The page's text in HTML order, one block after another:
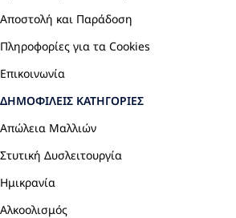
Αποστολή και Παράδοση
Πληροφορίες για τα Cookies
Επικοινωνία
ΔΗΜΟΦΙΛΕΊΣ ΚΑΤΗΓΟΡΊΕΣ
Απώλεια Μαλλιών
Στυτική Δυσλειτουργία
Ημικρανία
Αλκοολισμός